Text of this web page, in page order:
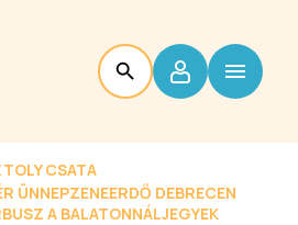
CSATA
ÜNNEPZENEERDŐ DEBRECEN
A BALATONNÁLJEGYEK